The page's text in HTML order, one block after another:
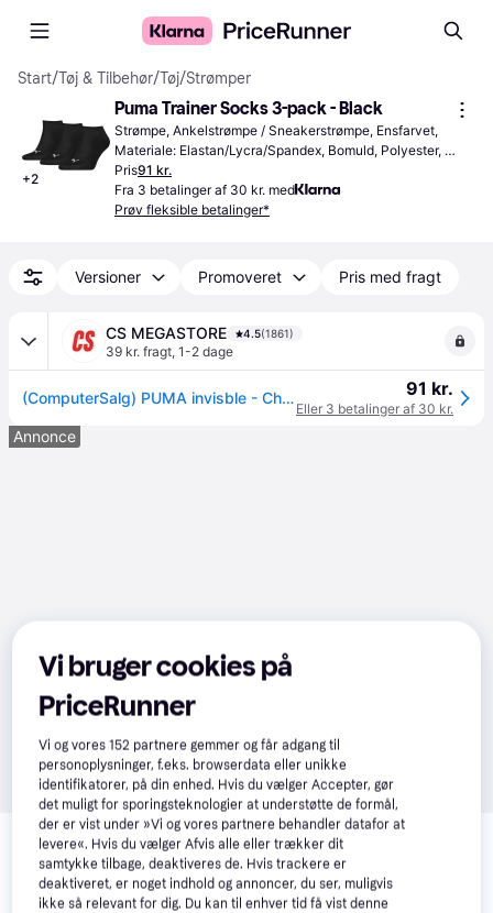
Start/Tøj & Tilbehør/Tøj/Strømper
+2
Puma Trainer Socks 3-pack - Black
Strømpe, Ankelstrømpe / Sneakerstrømpe, Ensfarvet,
Materiale: Elastan/Lycra/Spandex, Bomuld, Polyester,
Polyamid
Pris91 kr.
Fra 3 betalinger af 30 kr. med
Prøv fleksible betalinger*
Versioner Promoveret Pris med fragt
CS MEGASTORE 4.5(1861)
39 kr. fragt, 1-2 dage
(ComputerSalg) PUMA invisble - Chaussettes de sport - Mixte adulte - Lot de 3 Noir 39/42, Voksen 91 kr.
Eller 3 betalinger af 30 kr.
Annonce
Relaterede produkter
Se vores forslag til andre produkter, der matcher dine
interesser. Vis alle
Vi bruger cookies på
PriceRunner
Vi og vores152 partnere gemmer og får adgang til
personoplysninger, f.eks. browserdata eller unikke
identifikatorer, på din enhed. Hvis du vælger Accepter, gør
det muligt for sporingsteknologier at understøtte de formål,
der er vist under »Vi og vores partnere behandler datafor at
levere«. Hvis du vælger Afvis alle eller trækker dit
samtykke tilbage, deaktiveres de. Hvis trackere er
deaktiveret, er noget indhold og annoncer, du ser, muligvis
ikke så relevant for dig. Du kan til enhver tid få vist denne